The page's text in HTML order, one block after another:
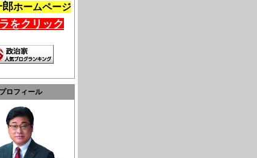
郎ホームページ
をクリック
プロフィール